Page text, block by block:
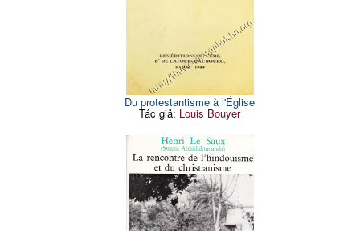
Du protestantisme à l'Église
Tác giả: Louis Bouyer